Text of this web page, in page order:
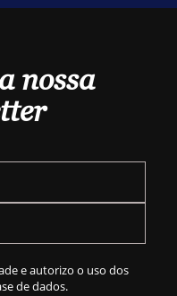
nossa
e autorizo o uso dos
de dados.